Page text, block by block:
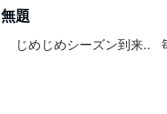
無題
じめじめシーズン到来‥